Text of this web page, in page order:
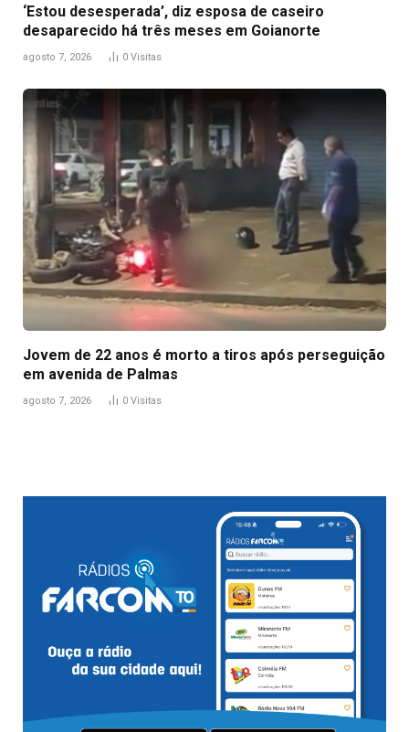
‘Estou desesperada’, diz esposa de caseiro
desaparecido há três meses em Goianorte
agosto 7, 2026 0 Visitas
Jovem de 22 anos é morto a tiros após perseguição
em avenida de Palmas
agosto 7, 2026 0 Visitas